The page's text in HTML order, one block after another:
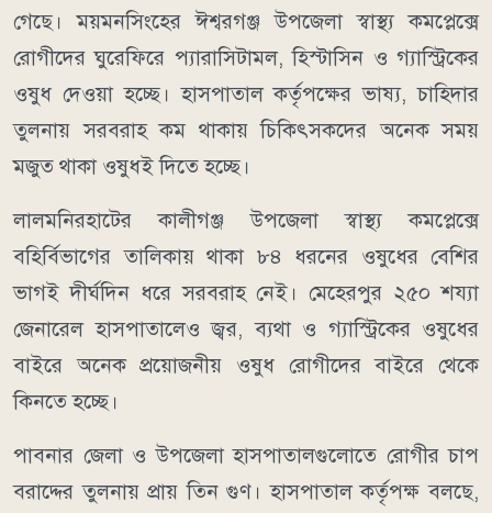
গেছে। ময়মনসিংহের ঈশ্বরগঞ্জ উপজেলা স্বাস্থ্য কমপ্লেক্সে
রোগীদের ঘুরেফিরে প্যারাসিটামল, হিস্টাসিন ও গ্যাস্ট্রিকের
ওষুধ দেওয়া হচ্ছে। হাসপাতাল কর্তৃপক্ষের ভাষ্য, চাহিদার
তুলনায় সরবরাহ কম থাকায় চিকিৎসকদের অনেক সময়
মজুত থাকা ওষুধই দিতে হচ্ছে।
লালমনিরহাটের কালীগঞ্জ উপজেলা স্বাস্থ্য কমপ্লেক্সে
বহির্বিভাগের তালিকায় থাকা ৮৪ ধরনের ওষুধের বেশির
ভাগই দীর্ঘদিন ধরে সরবরাহ নেই। মেহেরপুর ২৫০ শয্যা
জেনারেল হাসপাতালেও জ্বর, ব্যথা ও গ্যাস্ট্রিকের ওষুধের
বাইরে অনেক প্রয়োজনীয় ওষুধ রোগীদের বাইরে থেকে
কিনতে হচ্ছে।
পাবনার জেলা ও উপজেলা হাসপাতালগুলোতে রোগীর চাপ
বরাদ্দের তুলনায় প্রায় তিন গুণ। হাসপাতাল কর্তৃপক্ষ বলছে,